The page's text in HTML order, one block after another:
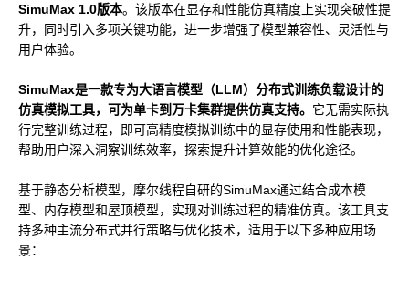
MTT AIBOOK
智娱摩方
MTT E300
MTT S5000
MTT S4000
MTT S2000
MTT S70
驱动程序
MUSA SDK
Moore Perf System
MUSA Deploy
MUSACODE
AI 训练套件
摩笔马良
AI 语音
AI Reality
AI 推理
云电脑
数字孪生与 GIS
广播与专业音视频
视频会议
SimuMax 1.0版本。该版本在显存和性能仿真精度上实现突破性提
升，同时引入多项关键功能，进一步增强了模型兼容性、灵活性与
用户体验。
SimuMax是一款专为大语言模型（LLM）分布式训练负载设计的
仿真模拟工具，可为单卡到万卡集群提供仿真支持。 它无需实际执
行完整训练过程，即可高精度模拟训练中的显存使用和性能表现，
帮助用户深入洞察训练效率，探索提升计算效能的优化途径。
基于静态分析模型，摩尔线程自研的SimuMax通过结合成本模
型、内存模型和屋顶模型，实现对训练过程的精准仿真。该工具支
持多种主流分布式并行策略与优化技术，适用于以下多种应用场
景：